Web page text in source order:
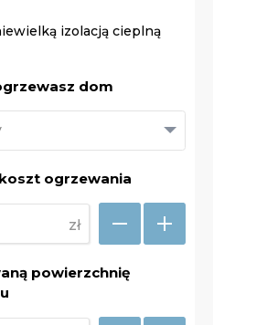
izolacją cieplną
dom
ogrzewania
zł
powierzchnię